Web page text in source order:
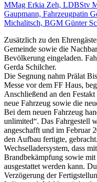
Zusätzlich zu den
Gemeinde sowie die
Bevölkerung eingeladen.
Gerda Schilcher.
Die Segnung nahm Prälat
Messe vor dem FF Haus,
Anschließend an den
neue Fahrzeug sowie die
Bei dem neuen Fahrzeug
unlimited“. Das Fahrgestell
angeschafft und im Februar
den Aufbau fertigte,
Wechselladersystem, dass
Brandbekämpfung sowie
ausgestattet werden kann.
Verzögerung der